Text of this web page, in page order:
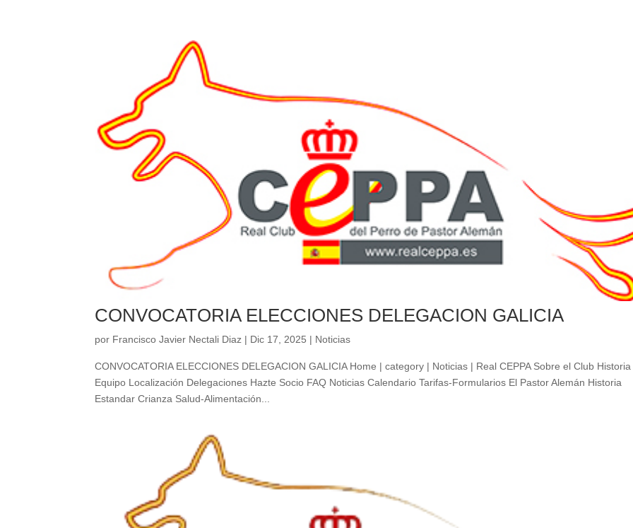
CONVOCATORIA ELECCIONES DELEGACION GALICIA
por Francisco Javier Nectali Diaz | Dic 17, 2025 | Noticias
CONVOCATORIA ELECCIONES DELEGACION GALICIA Home | category | Noticias | Real CEPPA Sobre el Club Historia
Equipo Localización Delegaciones Hazte Socio FAQ Noticias Calendario Tarifas-Formularios El Pastor Alemán Historia
Estandar Crianza Salud-Alimentación...